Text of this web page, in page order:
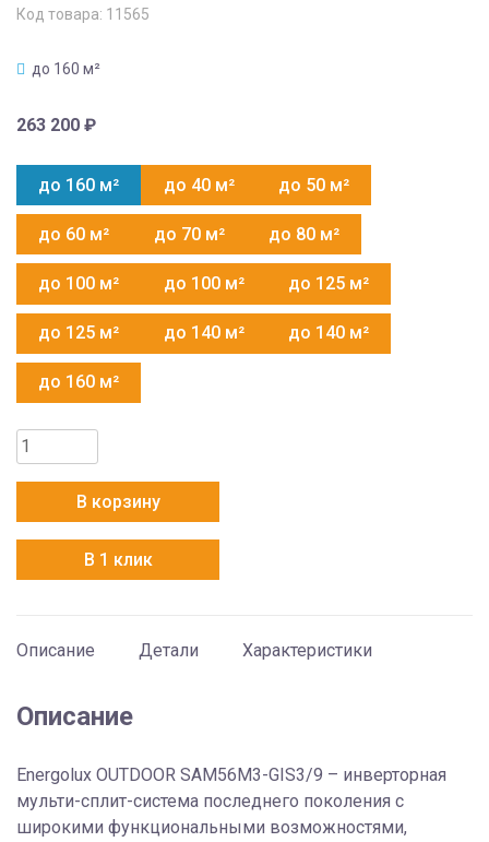
Код товара: 11565
до 160 м²
263 200 ₽
до 160 м² до 40 м² до 50 м²
до 60 м² до 70 м² до 80 м²
до 100 м² до 100 м² до 125 м²
до 125 м² до 140 м² до 140 м²
до 160 м²
Количество
товара
Energolux
Outdoor
SAM56M3-
В корзину
В 1 клик
Описание Детали Характеристики
Описание
Energolux OUTDOOR SAM56M3-GIS3/9 – инверторная
мульти-сплит-система последнего поколения с
широкими функциональными возможностями,